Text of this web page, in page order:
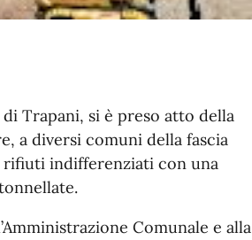
Trapani, si è preso atto della
a diversi comuni della fascia
rifiuti indifferenziati con una
Comunale e alla